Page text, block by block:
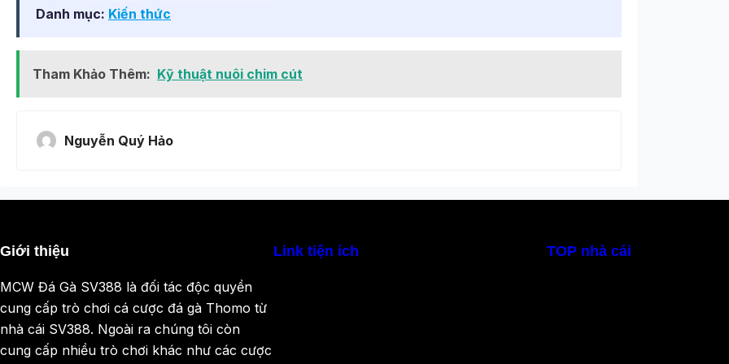
Danh mục: Kiến thức
Tham Khảo Thêm: Kỹ thuật nuôi chim cút
Nguyễn Quý Hảo
Giới thiệu
MCW Đá Gà SV388 là đối tác độc quyền
cung cấp trò chơi cá cược đá gà Thomo từ
nhà cái SV388. Ngoài ra chúng tôi còn
cung cấp nhiều trò chơi khác như các cược
Link tiện ích TOP nhà cái